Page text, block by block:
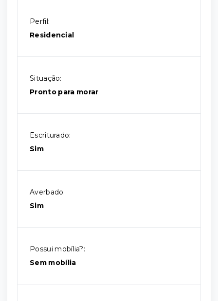
Perfil:
Residencial
Situação:
Pronto para morar
Escriturado:
Sim
Averbado:
Sim
Possui mobília?:
Sem mobília